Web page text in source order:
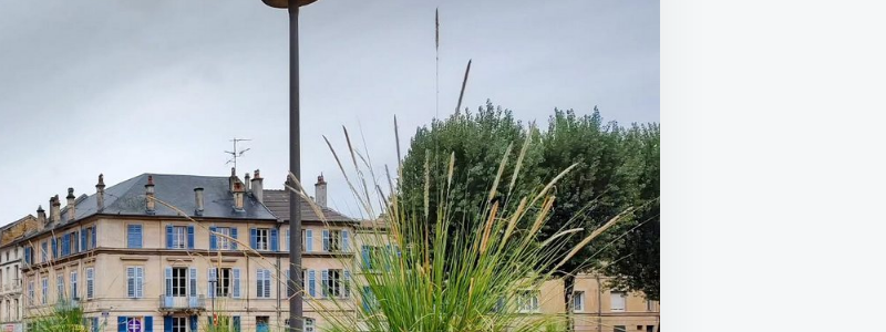
ВЕДОМСТВАМИ,